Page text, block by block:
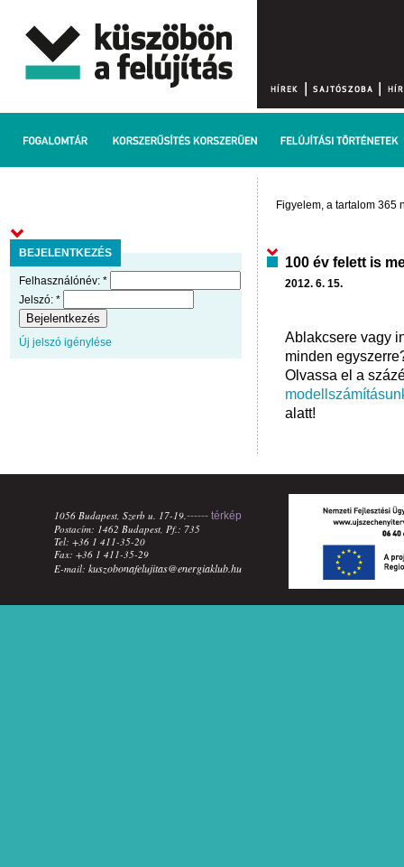
Figyelem, a tartalom 365
BEJELENTKEZÉS
Felhasználónév: *
Jelszó: *
Új jelszó igénylése
100 év felett is
2012. 6. 15.
Ablakcsere vagy
minden
Olvassa el a
alatt!
1056 Budapest, Szerb u. 17-19.------ térkép
Postacím: 1462 Budapest, Pf.: 735
Tel: +36 1 411-35-20
Fax: +36 1 411-35-29
E-mail: kuszobonafelujitas@energiaklub.hu